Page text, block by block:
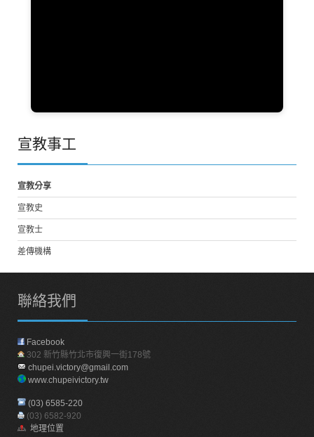
宣教事工
宣教分享
宣教史
宣教士
差傳機構
聯絡我們
Facebook
302 新竹縣竹北市復興一街178號
chupei.victory@gmail.com
www.chupeivictory.tw
(03) 6585-220
(03) 6582-920
地理位置